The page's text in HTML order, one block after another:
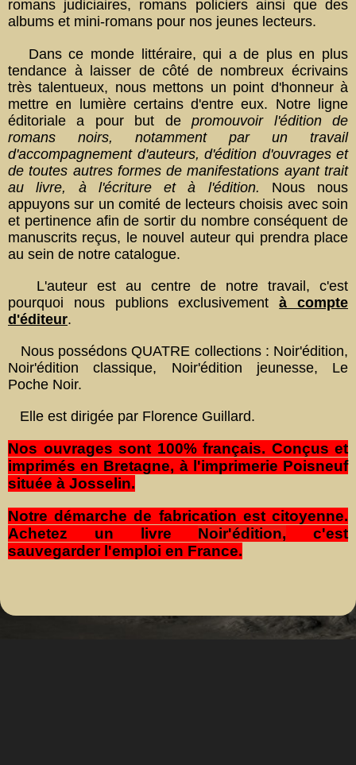
romans judiciaires, romans policiers ainsi que des
albums et mini-romans pour nos jeunes lecteurs.
Dans ce monde littéraire, qui a de plus en plus
tendance à laisser de côté de nombreux écrivains
très talentueux, nous mettons un point d'honneur à
mettre en lumière certains d'entre eux. Notre ligne
éditoriale a pour but depromouvoir l'édition de
romans noirs, notamment par un travail
d'accompagnement d'auteurs, d'édition d'ouvrages et
de toutes autres formes de manifestations ayant trait
au livre, à l'écriture et à l'édition. Nous nous
appuyons sur un comité de lecteurs choisis avec soin
et pertinence afin de sortir du nombre conséquent de
manuscrits reçus, le nouvel auteur qui prendra place
au sein de notre catalogue .
L'auteur est au centre de notre travail, c'est
pourquoi nous publions exclusivementà compte
d'éditeur.
Nous possédons QUATRE collections : Noir'édition,
Noir'édition classique, Noir'édition jeunesse, Le
Poche Noir.
Elle est dirigée par Florence Guillard.
Nos ouvrages sont 100% français. Conçus et
imprimés en Bretagne, à l'imprimerie Poisneuf
située à Josselin.
Notre démarche de fabrication est citoyenne.
Achetez un livre Noir'édition, c'est
sauvegarder l'emploi en France.